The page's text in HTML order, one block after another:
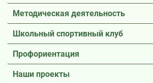
Методическая деятельность
Школьный спортивный клуб
Профориентация
Наши проекты